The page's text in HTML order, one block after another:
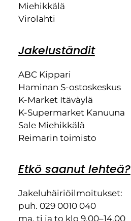
Miehikkälä
Virolahti
Jakeluständit
ABC Kippari
Haminan S-ostoskeskus
K-Market Itäväylä
K-Supermarket Kanuuna
Sale Miehikkälä
Reimarin toimisto
Etkö saanut lehteä?
Jakeluhäiriöilmoitukset:
puh. 029 0010 040
ma, ti ja to klo 9.00–14.00